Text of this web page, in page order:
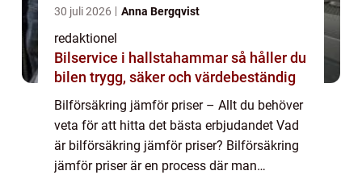
30 juli 2026 Anna Bergqvist
redaktionel
Bilservice i hallstahammar så håller du
bilen trygg, säker och värdebeständig
Bilförsäkring jämför priser – Allt du behöver
veta för att hitta det bästa erbjudandet Vad
är bilförsäkring jämför priser? Bilförsäkring
jämför priser är en process där man